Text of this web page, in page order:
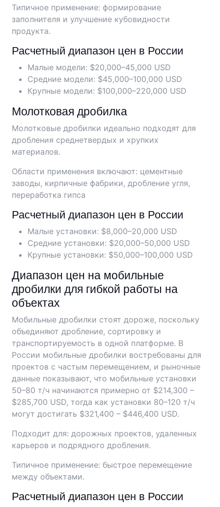
Типичное применение: формирование
заполнителя и улучшение кубовидности
продукта.
Расчетный диапазон цен в России
Малые модели: $20,000–45,000 USD
Средние модели: $45,000–100,000 USD
Крупные модели: $100,000–220,000 USD
Молотковая дробилка
Молотковые дробилки идеально подходят для
дробления среднетвердых и хрупких
материалов.
Области применения включают: цементные
заводы, кирпичные фабрики, дробление угля,
переработка гипса
Расчетный диапазон цен в России
Малые установки: $8,000–20,000 USD
Средние установки: $20,000–50,000 USD
Крупные установки: $50,000–100,000 USD
Диапазон цен на мобильные
дробилки для гибкой работы на
объектах
Мобильные дробилки стоят дороже, поскольку
объединяют дробление, сортировку и
транспортируемость в одной платформе. В
России мобильные дробилки востребованы для
проектов с частым перемещением, и рыночные
данные показывают, что мобильные установки
50–80 т/ч начинаются примерно от $214,300 –
$285,700 USD, тогда как установки 80–120 т/ч
могут достигать $321,400 – $446,400 USD.
Подходит для: дорожных проектов, удаленных
карьеров и подрядного дробления.
Типичное применение: быстрое перемещение
между объектами.
Расчетный диапазон цен в России